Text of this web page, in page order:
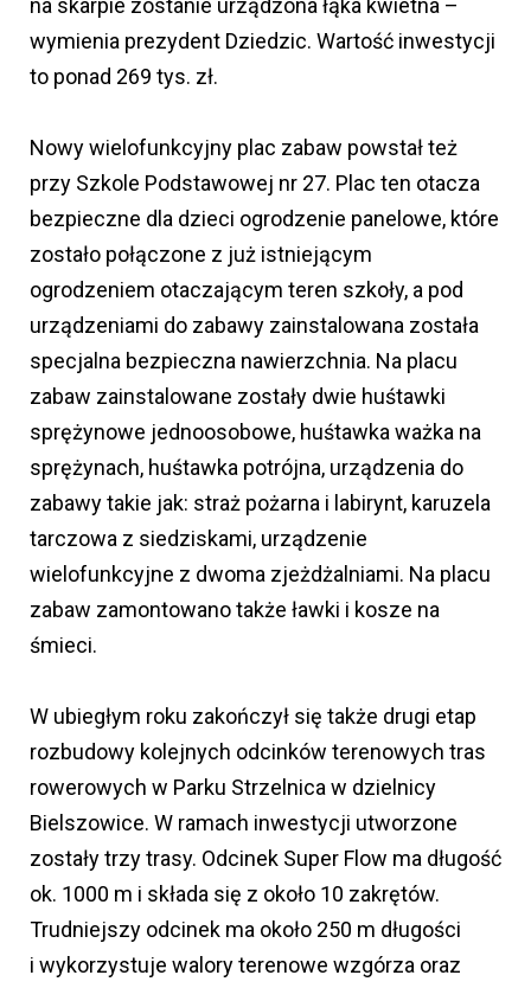
na skarpie zostanie urządzona łąka kwietna –
wymienia prezydent Dziedzic. Wartość inwestycji
to ponad 269 tys. zł.
Nowy wielofunkcyjny plac zabaw powstał też
przy Szkole Podstawowej nr 27. Plac ten otacza
bezpieczne dla dzieci ogrodzenie panelowe, które
zostało połączone z już istniejącym
ogrodzeniem otaczającym teren szkoły, a pod
urządzeniami do zabawy zainstalowana została
specjalna bezpieczna nawierzchnia. Na placu
zabaw zainstalowane zostały dwie huśtawki
sprężynowe jednoosobowe, huśtawka ważka na
sprężynach, huśtawka potrójna, urządzenia do
zabawy takie jak: straż pożarna i labirynt, karuzela
tarczowa z siedziskami, urządzenie
wielofunkcyjne z dwoma zjeżdżalniami. Na placu
zabaw zamontowano także ławki i kosze na
śmieci.
W ubiegłym roku zakończył się także drugi etap
rozbudowy kolejnych odcinków terenowych tras
rowerowych w Parku Strzelnica w dzielnicy
Bielszowice. W ramach inwestycji utworzone
zostały trzy trasy. Odcinek Super Flow ma długość
ok. 1000 m i składa się z około 10 zakrętów.
Trudniejszy odcinek ma około 250 m długości
i wykorzystuje walory terenowe wzgórza oraz